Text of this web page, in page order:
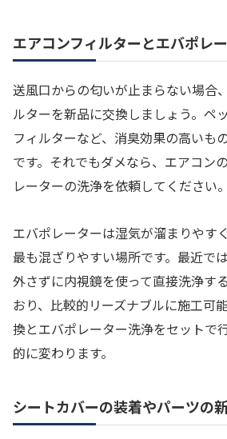
エアコンフィルターとエバポレ
送風口からの匂いが止まらない場合
ルターを新品に交換しましょう。ペ
フィルターなど、消臭効果の高いも
です。それでもダメなら、エアコン
レーターの洗浄を依頼してください。
エバポレーターは湿気が溜まりやす
最も混ざりやすい場所です。最近で
外さずに内視鏡を使って直接洗浄す
おり、比較的リーズナブルに施工可
換とエバポレーター洗浄をセットで
的に変わります。
シートカバーの装着やパーツの